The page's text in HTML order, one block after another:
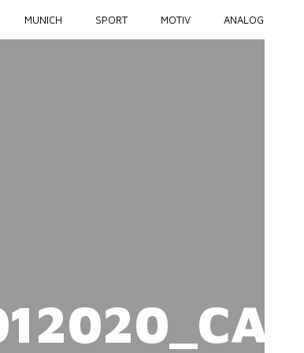
MUNICH SPORT MOTIV ANALOG